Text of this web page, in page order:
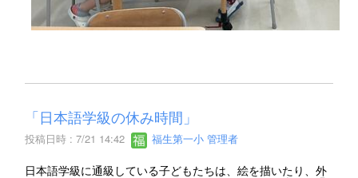
「日本語学級の休み時間」
投稿日時 : 7/21 14:42 福生第一小 管理者
日本語学級に通級している子どもたちは、絵を描いたり、外